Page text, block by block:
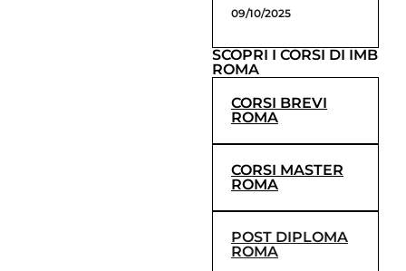
09/10/2025
SCOPRI I CORSI DI IMB
ROMA
CORSI BREVI
ROMA
CORSI MASTER
ROMA
POST DIPLOMA
ROMA